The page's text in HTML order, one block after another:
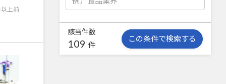
上前
該当件数
109 件
この条件で検索する